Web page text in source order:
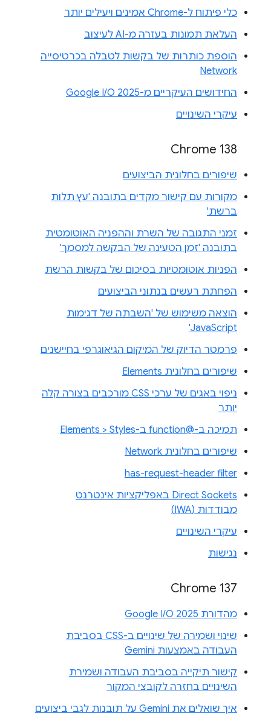
כלי פיתוח ל-Chrome אמינים ויעילים יותר
העלאת תמונות בעזרה מ-AI לעיצוב
הוספת כותרות של בקשות לטבלה בכרטיסייה
Network
החידושים העיקריים מ-Google I/O 2025
עיקרי השינויים
Chrome 138
שיפורים בחלונית הביצועים
מקורות עם קישור מקדים בתובנה 'עץ תלות
ברשת'
זמני התגובה של השרת וההפניה האוטומטית
בתובנה 'זמן הטעינה של הבקשה למסמך'
הפניות אוטומטיות בסיכום של בקשות הרשת
הפחתת רעשים בנתוני הביצועים
הוצאה משימוש של 'השבתה של דגימות
JavaScript'
פרמטר הדיוק של המיקום הגיאוגרפי בחיישנים
שיפורים בחלונית Elements
ניפוי באגים של ערכי CSS מורכבים בצורה קלה
יותר
תמיכה ב-@function ב-Elements > Styles
שיפורים בחלונית Network
has-request-header filter
Direct Sockets באפליקציות אינטרנט
מבודדות (IWA)
עיקרי השינויים
נגישות
Chrome 137
מהדורת Google I/O 2025
שינוי ושמירה של שינויים ב-CSS בסביבת
העבודה באמצעות Gemini
קישור תיקייה בסביבת העבודה ושמירת
השינויים בחזרה לקובצי המקור
איך שואלים את Gemini על תובנות לגבי ביצועים